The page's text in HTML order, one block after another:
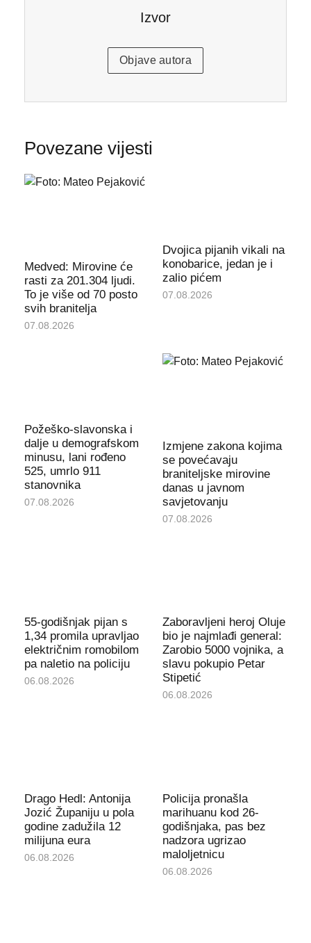
Izvor
Objave autora
Povezane vijesti
Medved: Mirovine će
rasti za 201.304 ljudi.
To je više od 70 posto
svih branitelja
07.08.2026
Dvojica pijanih vikali na
konobarice, jedan je i
zalio pićem
07.08.2026
Požeško-slavonska i
dalje u demografskom
minusu, lani rođeno
525, umrlo 911
stanovnika
07.08.2026
Izmjene zakona kojima
se povećavaju
braniteljske mirovine
danas u javnom
savjetovanju
07.08.2026
55-godišnjak pijan s
1,34 promila upravljao
električnim romobilom
pa naletio na policiju
06.08.2026
Zaboravljeni heroj Oluje
bio je najmlađi general:
Zarobio 5000 vojnika, a
slavu pokupio Petar
Stipetić
06.08.2026
Drago Hedl: Antonija
Jozić Županiju u pola
godine zadužila 12
milijuna eura
06.08.2026
Policija pronašla
marihuanu kod 26-
godišnjaka, pas bez
nadzora ugrizao
maloljetnicu
06.08.2026